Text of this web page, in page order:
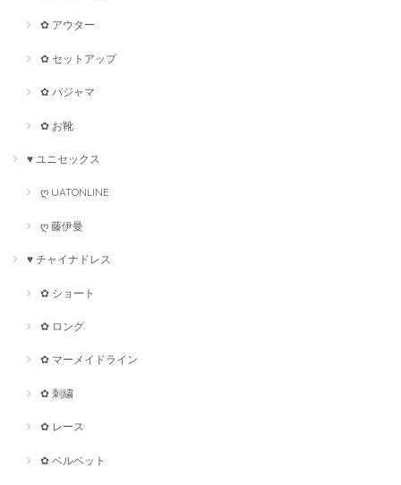
✿ アウター
✿ セットアップ
✿ パジャマ
✿ お靴
♥ ユニセックス
ღ UATONLINE
ღ 藤伊曼
♥ チャイナドレス
✿ ショート
✿ ロング
✿ マーメイドライン
✿ 刺繍
✿ レース
✿ ベルベット